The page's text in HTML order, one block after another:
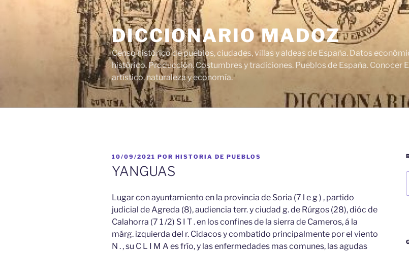
DICCIONARIO MADOZ
Censo histórico de pueblos, ciudades, villas y aldeas de España. Datos
histórico. Producción. Costumbres y tradiciones. Pueblos de España. Conocer
artístico, naturaleza y economía.
PUBLICADO
EL
10/09/2021 POR HISTORIA DE PUEBLOS
YANGUAS
Lugar con ayuntamiento en la provincia de Soria (7 l e g ) , partido
judicial de Agreda (8), audiencia terr. y ciudad g. de Rúrgos (28), dióc de
Calahorra (7 1 /2) S I T . en los confines de la sierra de Cameros, á la
márg. izquierda del r. Cidacos y combatido principalmente por el viento
N . , su C L I M A es frío, y las enfermedades mas comunes, las agudas